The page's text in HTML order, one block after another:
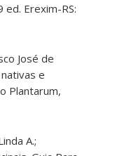
ed. Erexim-RS:
José de
e
Plantarum,
A.;